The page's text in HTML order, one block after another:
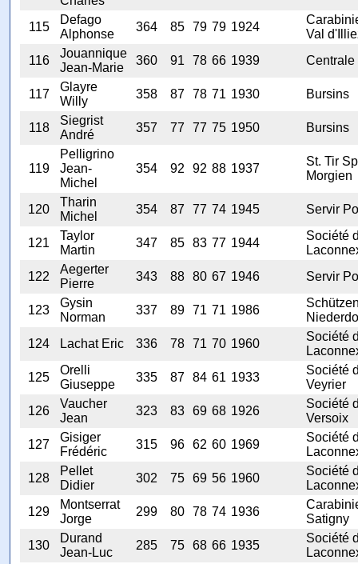
115
Defago
Alphonse
364 85 79 79 1924
Val
116
Jouannique
Jean-Marie
360 91 78 66 1939 Centrale
117
Glayre
Willy
358 87 78 71 1930 Bursins
118
Siegrist
André
357 77 77 75 1950 Bursins
119
Pelligrino
Jean-
Michel
354 92 92 88 1937
St. Tir
Morgien
120
Tharin
Michel
354 87 77 74 1945 Servir
121
Taylor
Martin
347 85 83 77 1944
Société
122
Aegerter
Pierre
343 88 80 67 1946 Servir
123
Gysin
Norman
337 89 71 71 1986
124
Lachat Eric 336 78 71 70 1960
Société
125
Orelli
Giuseppe
335 87 84 61 1933
Société
Veyrier
126
Vaucher
Jean
323 83 69 68 1926
Société
Versoix
127
Gisiger
Frédéric
315 96 62 60 1969
Société
128
Pellet
Didier
302 75 69 56 1960
Société
129
Montserrat
Jorge
299 80 78 74 1936
Satigny
130
Durand
Jean-Luc
285 75 68 66 1935
Société